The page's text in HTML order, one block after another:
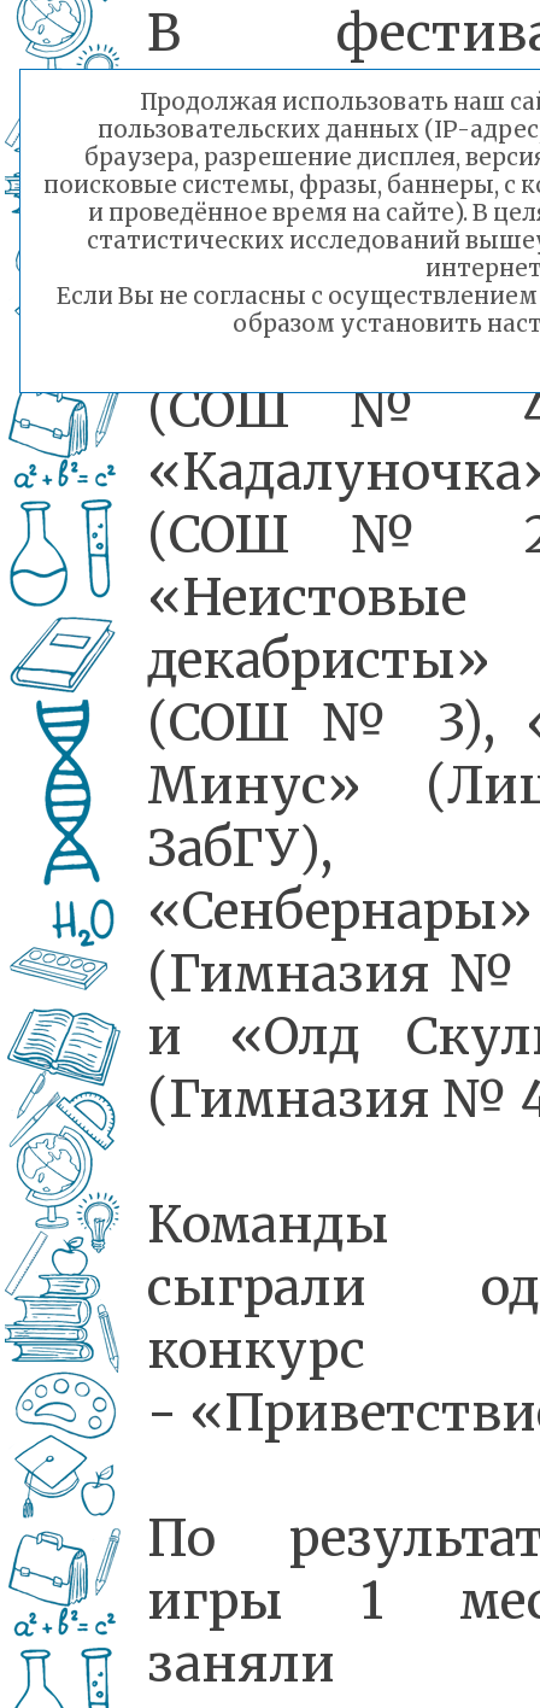
В
приняли
7
«Вишня»
№
«Баклажан»
(СОШ №
(СОШ №
«Неистовые
декабристы»
(СОШ № 3),
Минус»
ЗабГУ),
«Сенбернары»
(Гимназия №
и «Олд
(Гимназия №
Команды
сыграли
конкурс
-
По
игры 1
заняли
Продолжая использовать наш
пользовательских данных (IP-
браузера, разрешение дисплея,
поисковые системы, фразы, баннеры, с
и проведённое время на сайте). В
статистических исследований
Если Вы не согласны с
образом установить